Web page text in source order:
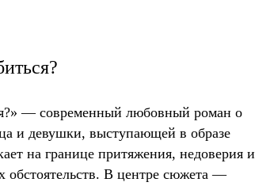
— современный любовный роман о
и девушки, выступающей в образе
на границе притяжения, недоверия и
В центре сюжета —